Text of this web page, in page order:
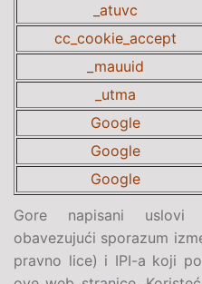
_atuvc
cc_cookie_accept
_mauuid
_utma
Google
Google
Google
Gore napisani uslovi
obavezujući sporazum
pravno lice) i IPI-a koji